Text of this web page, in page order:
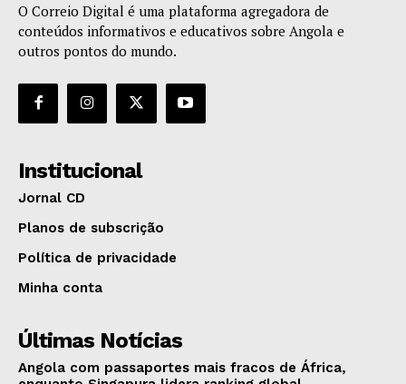
O Correio Digital é uma plataforma agregadora de
conteúdos informativos e educativos sobre Angola e
outros pontos do mundo.
Institucional
Jornal CD
Planos de subscrição
Política de privacidade
Minha conta
Últimas Notícias
Angola com passaportes mais fracos de África,